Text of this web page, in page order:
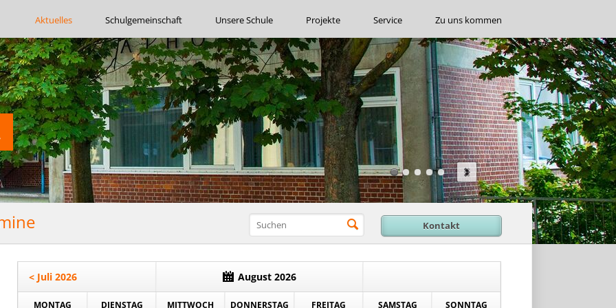
überspringen
Aktuelles Schulgemeinschaft Unsere Schule Projekte Service Zu uns kommen
Kontakt
< Juli 2026 August 2026
MONTAG DIENSTAG MITTWOCH DONNERSTAG FREITAG SAMSTAG SONNTAG